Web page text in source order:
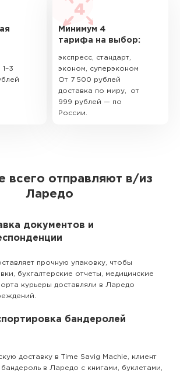
Минимум 4
тарифа на выбор:
экспресс, стандарт,
эконом, суперэконом
От 7 500 рублей
доставка по миру, от
999 рублей — по
России.
всего отправляют в/из
Ларедо
документов и
прочную упаковку, чтобы
бухгалтерские отчеты, медицинские
курьеры доставляли в Ларедо
бандеролей
доставку в Time Savig Machie, клиент
в Ларедо с книгами, буклетами,